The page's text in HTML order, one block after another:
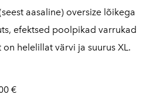
aasaline) oversize lõikega
efektsed poolpikad varrukad
helelillat värvi ja suurus XL.
€